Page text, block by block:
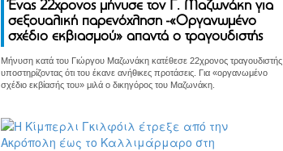
Ένας 22χρονος μήνυσε τον Γ. Μαζωνάκη για
σεξουαλική παρενόχληση -«Οργανωμένο
σχέδιο εκβιασμού» απαντά ο τραγουδιστής
Μήνυση κατά του Γιώργου Μαζωνάκη κατέθεσε 22χρονος τραγουδιστής
υποστηρίζοντας ότι του έκανε ανήθικες προτάσεις. Για «οργανωμένο
σχέδιο εκβίασής του» μιλά ο δικηγόρος του Μαζωνάκη.